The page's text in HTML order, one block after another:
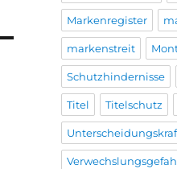
Markenregister
markenstreit
Schutzhindernisse
Titel Titelschutz